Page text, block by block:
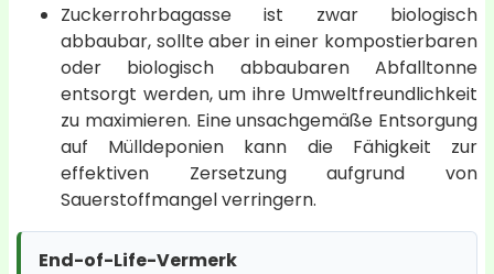
Zuckerrohrbagasse ist zwar biologisch
abbaubar, sollte aber in einer kompostierbaren
oder biologisch abbaubaren Abfalltonne
entsorgt werden, um ihre Umweltfreundlichkeit
zu maximieren. Eine unsachgemäße Entsorgung
auf Mülldeponien kann die Fähigkeit zur
effektiven Zersetzung aufgrund von
Sauerstoffmangel verringern.
End-of-Life-Vermerk